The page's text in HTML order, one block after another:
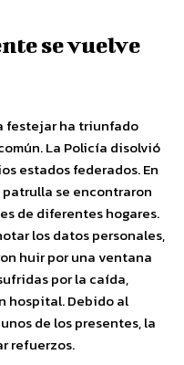
se vuelve
festejar ha triunfado
La Policía disolvió
estados federados. En
se encontraron
de diferentes hogares.
los datos personales,
huir por una ventana
por la caída,
hospital. Debido al
de los presentes, la
refuerzos.